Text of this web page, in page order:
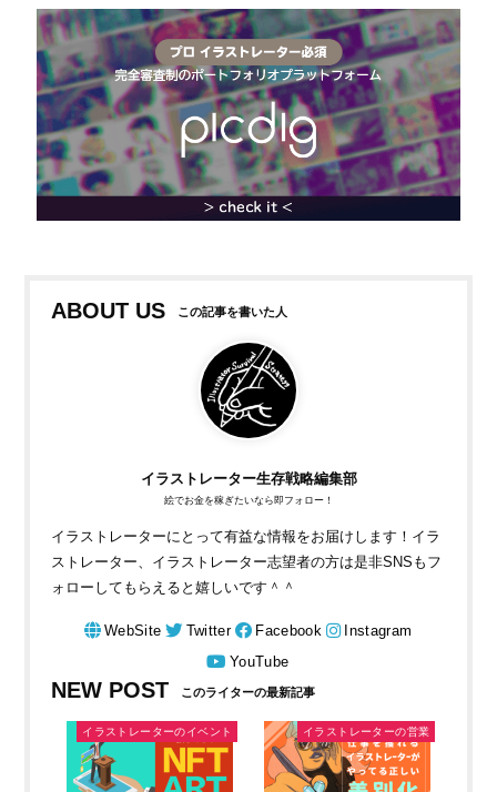
ABOUT US
イラストレーター生存戦略編集部
絵でお金を稼ぎたいなら即フォロー！
イラストレーターにとって有益な情報をお届けします！イラ
ストレーター、イラストレーター志望者の方は是非SNSもフ
ォローしてもらえると嬉しいです＾＾
WebSite Twitter Facebook
Instagram
YouTube
NEW POST
イラストレーターのイベント イラストレーターの営業